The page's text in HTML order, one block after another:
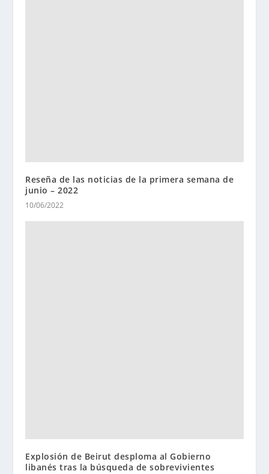
Reseña de las noticias de la primera semana de
junio – 2022
10/06/2022
Explosión de Beirut desploma al Gobierno
libanés tras la búsqueda de sobrevivientes